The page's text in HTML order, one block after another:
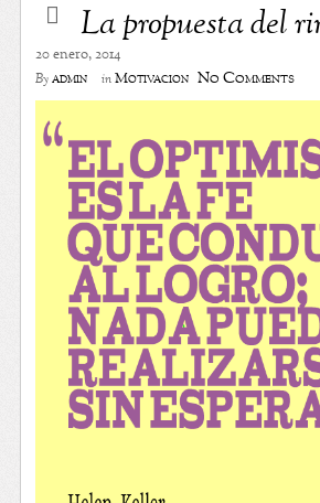
La propuesta del
20 enero, 2014
Byadmin inMotivación No Comments